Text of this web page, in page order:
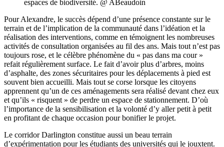
espaces de biodiversité. @ ABeaudoin
Pour Alexandre, le succès dépend d’une présence constante sur le
terrain et de l’implication de la communauté dans l’idéation et la
réalisation des interventions, comme en témoignent les nombreuses
activités de consultation organisées au fil des ans. Mais tout n’est pas
toujours rose, et le célèbre phénomène du « pas dans ma cour »
refait régulièrement surface. Le fait d’avoir plus d’arbres, moins
d’asphalte, des zones sécuritaires pour les déplacements à pied est
souvent bien accueilli. Mais tout se corse lorsque les citoyens
apprennent qu’un de ces aménagements sera réalisé devant chez eux
et qu’ils « risquent » de perdre un espace de stationnement. D’où
l’importance de la sensibilisation et la volonté d’y aller petit à petit
en profitant de chaque occasion pour bonifier le projet.
Le corridor Darlington constitue aussi un beau terrain
d’expérimentation pour les étudiants des universités qui le jouxtent.